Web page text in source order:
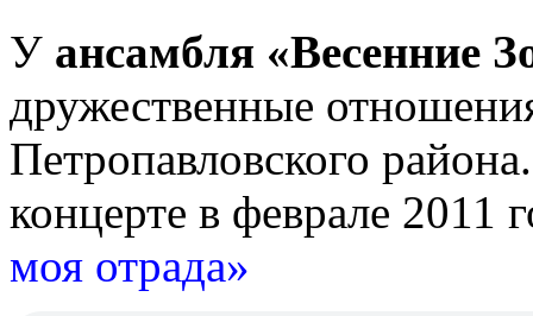
У ансамбля «Весенние
дружественные
Петропавловского
концерте в феврале 2011
моя отрада»